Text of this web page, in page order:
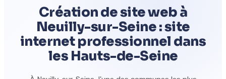
Création de site web à
Neuilly-sur-Seine : site
internet professionnel dans
les Hauts-de-Seine